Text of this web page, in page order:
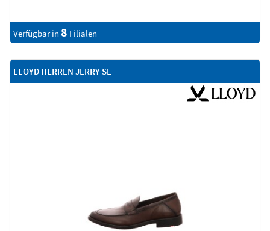
Verfügbar in 8 Filialen
LLOYD HERREN JERRY SL